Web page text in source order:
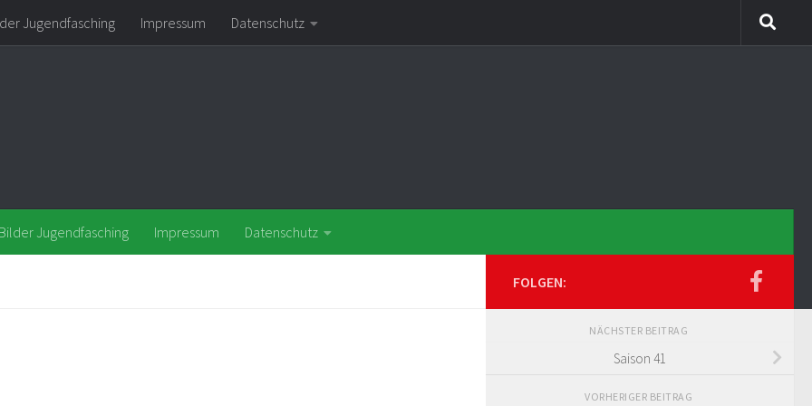
Jugendfasching Impressum Datenschutz
Bilder Jugendfasching Impressum Datenschutz
FOLGEN:
NÄCHSTER BEITRAG
Saison 41
VORHERIGER BEITRAG